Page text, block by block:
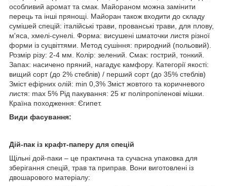
особливий аромат та смак. Майораном можна замінити
перець та інші прянощі. Майоран також входити до складу
сумішей спецій: італійські трави, прованські трави, для плову,
м'яса, хмелі-сунелі. Форма: висушені шматочки листя різної
форми із суцвіттями. Метод сушіння: природний (польовий).
Розмір різу: 2-4 мм. Колір: зелений. Смак: гострий, тонкий.
Запах: насичено пряний, нагадує камфору. Категорії якості:
вищий сорт (до 2% стеблів) / перший сорт (до 35% стеблів)
Зміст ефірних олій: min 0,3% Зміст жовтого та коричневого
листя: max 5% Рід пакування: 25 кг поліпропіленові мішки.
Країна походження: Єгипет.
Види фасування:
Дій-пак із крафт-паперу для спецій
Щільні дой-паки – це практична та сучасна упаковка для
зберігання спецій, трав та приправ. Вони виготовлені із
двошарового матеріалу: